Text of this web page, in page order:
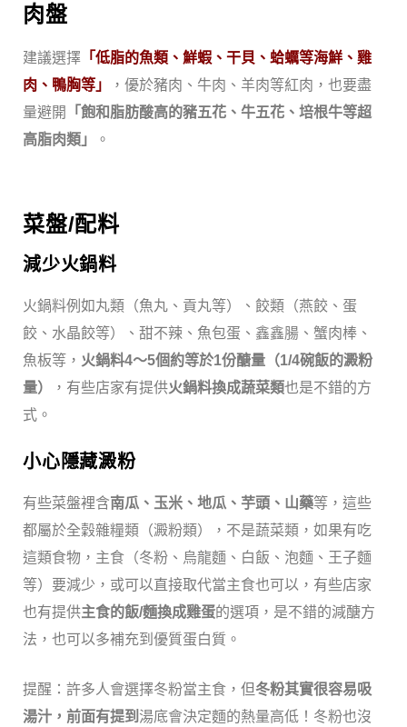
肉盤
建議選擇 「低脂的魚類、鮮蝦、干貝、蛤蠣等海鮮、雞
肉、鴨胸等」
，優於豬肉、牛肉、羊肉等紅肉，也要盡
量避開
「飽和脂肪酸高的豬五花、牛五花、培根牛等超
高脂肉類」
。
菜盤/配料
減少火鍋料
火鍋料例如丸類（魚丸、貢丸等）、餃類（燕餃、蛋
餃、水晶餃等）、甜不辣、魚包蛋、鑫鑫腸、蟹肉棒、
魚板等， 火鍋料4～5個約等於1份醣量（1/4碗飯的澱粉
量）
，有些店家有提供火鍋料換成蔬菜類也是不錯的方
式。
小心隱藏澱粉
有些菜盤裡含南瓜、玉米、地瓜、芋頭、山藥等，這些
都屬於全穀雜糧類（澱粉類），不是蔬菜類，如果有吃
這類食物，主食（冬粉、烏龍麵、白飯、泡麵、王子麵
等）要減少，或可以直接取代當主食也可以，有些店家
也有提供主食的飯/麵換成雞蛋的選項，是不錯的減醣方
法，也可以多補充到優質蛋白質。
提醒：許多人會選擇冬粉當主食，但冬粉其實很容易吸
湯汁，前面有提到 湯底會決定麵的熱量高低！冬粉也沒